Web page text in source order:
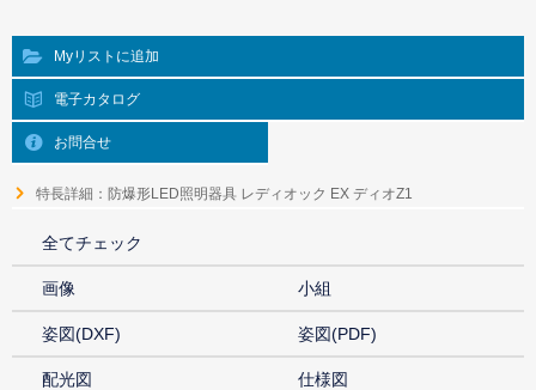
Myリストに追加
電子カタログ
お問合せ
特長詳細：防爆形LED照明器具 レディオック EX ディオZ1
全てチェック
画像 小組
姿図(DXF) 姿図(PDF)
配光図 仕様図